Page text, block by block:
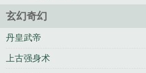
玄幻奇幻
丹皇武帝
上古强身术